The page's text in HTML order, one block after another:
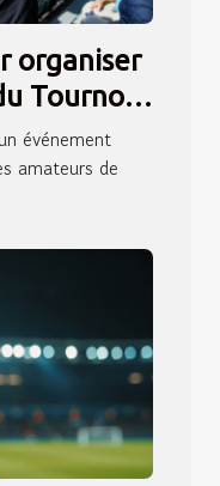
organiser
Tournoi
événement
amateurs de